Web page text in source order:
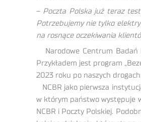
– Poczta Polska już teraz
Potrzebujemy nie tylko
na rosnące oczekiwania
Narodowe Centrum Badań i
Przykładem jest program
2023 roku po naszych
NCBR jako pierwsza
w którym państwo występuje
NCBR i Poczty Polskiej.